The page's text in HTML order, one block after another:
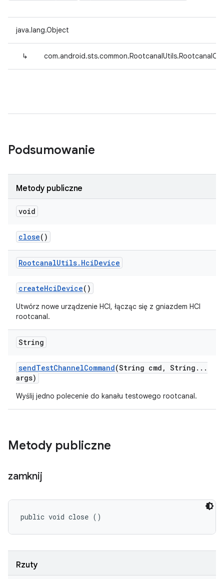
java.lang.Object
↳
Podsumowanie
Metody publiczne
void
close()
RootcanalUtils. HciDevice
createHciDevice()
Utwórz nowe urządzenie HCI, łącząc się z gniazdem HCI
rootcanal.
String
sendTestChannelCommand(String cmd , String . . .
args)
Wyślij jedno polecenie do kanału testowego rootcanal.
Metody publiczne
zamknij
public void close ()
Rzuty